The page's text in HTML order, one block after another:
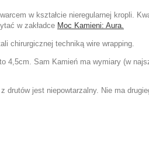
w kształcie nieregularnej kropli.
w zakładce Moc Kamieni: Aura.
chirurgicznej techniką wire wrapping.
4,5cm. Sam Kamień ma wymiary (w
drutów jest niepowtarzalny. Nie ma